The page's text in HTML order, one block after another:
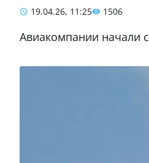
19.04.26, 11:25 1506
Авиакомпании начали